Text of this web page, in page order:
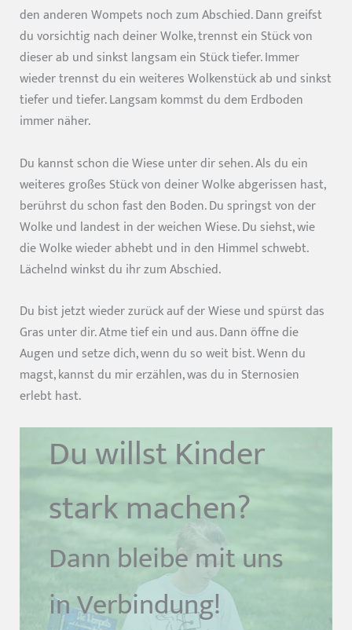
den anderen Wompets noch zum Abschied. Dann greifst
du vorsichtig nach deiner Wolke, trennst ein Stück von
dieser ab und sinkst langsam ein Stück tiefer. Immer
wieder trennst du ein weiteres Wolkenstück ab und sinkst
tiefer und tiefer. Langsam kommst du dem Erdboden
immer näher.
Du kannst schon die Wiese unter dir sehen. Als du ein
weiteres großes Stück von deiner Wolke abgerissen hast,
berührst du schon fast den Boden. Du springst von der
Wolke und landest in der weichen Wiese. Du siehst, wie
die Wolke wieder abhebt und in den Himmel schwebt.
Lächelnd winkst du ihr zum Abschied.
Du bist jetzt wieder zurück auf der Wiese und spürst das
Gras unter dir. Atme tief ein und aus. Dann öffne die
Augen und setze dich, wenn du so weit bist. Wenn du
magst, kannst du mir erzählen, was du in Sternosien
erlebt hast.
Du willst Kinder
stark machen?
Dann bleibe mit uns
in Verbindung!